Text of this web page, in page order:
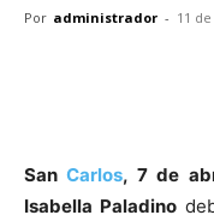
Por administrador - 11
SanCarlos, 7 de
Isabella Paladino